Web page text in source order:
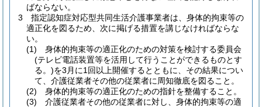
ばならない。
3
指定認知症対応型共同生活介護事業者は、身体的拘束等の
適正化を図るため、次に掲げる措置を講じなければならな
い。
(1)
身体的拘束等の適正化のための対策を検討する委員会
(テレビ電話装置等を活用して行うことができるものとす
る。)を3月に1回以上開催するとともに、その結果につい
て、介護従業者その他の従業者に周知徹底を図ること。
(2)
身体的拘束等の適正化のための指針を整備すること。
(3)
介護従業者その他の従業者に対し、身体的拘束等の適